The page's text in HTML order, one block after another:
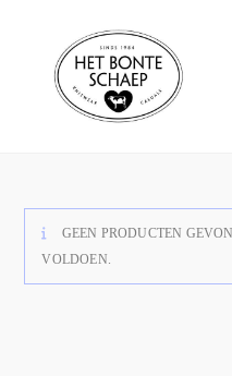
GEEN PRODUCTEN
VOLDOEN.